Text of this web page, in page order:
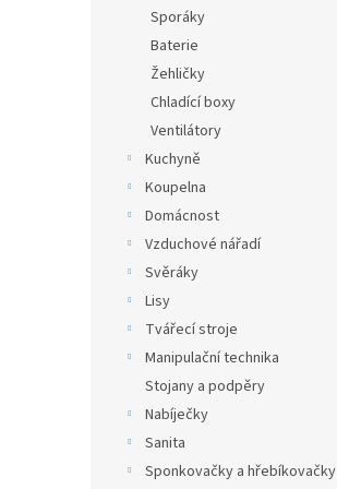
Sporáky
Baterie
Žehličky
Chladící boxy
Ventilátory
Kuchyně
Koupelna
Domácnost
Vzduchové nářadí
Svěráky
Lisy
Tvářecí stroje
Manipulační technika
Stojany a podpěry
Nabíječky
Sanita
Sponkovačky a hřebíkovačky